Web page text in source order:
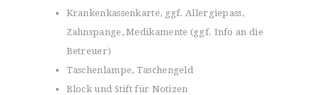
Krankenkassenkarte, ggf. Allergiepass,
Zahnspange, Medikamente (ggf. Info an die
Betreuer)
Taschenlampe, Taschengeld
Block und Stift für Notizen